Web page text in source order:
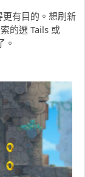
有目的。想刷新
的選 Tails 或
。